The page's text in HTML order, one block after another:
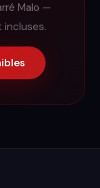
Malo —
incluses.